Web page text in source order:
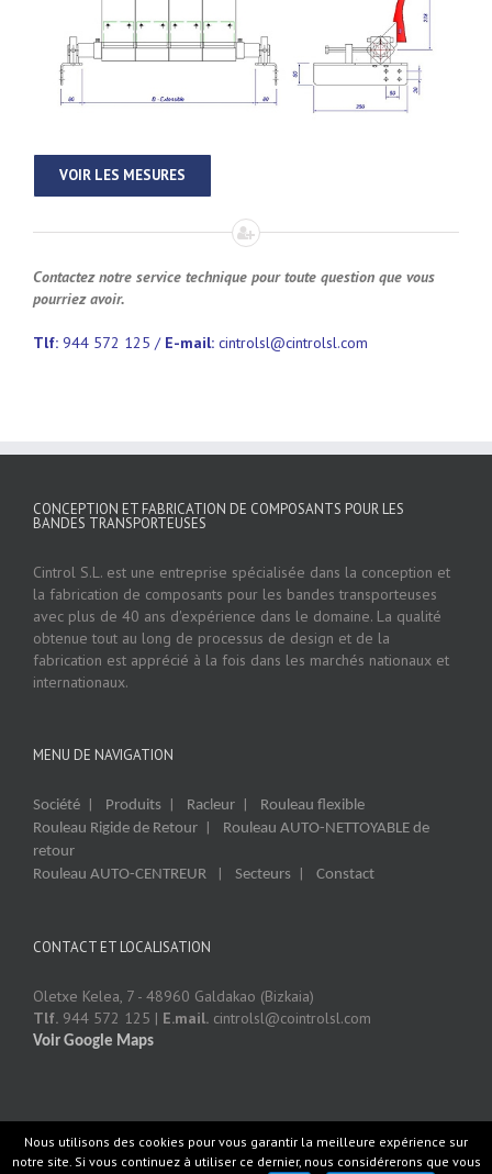
VOIR LES MESURES
Contactez notre service technique pour toute question que vous
pourriez avoir.
Tlf: 944 572 125 /E-mail: cintrolsl@cintrolsl.com
CONCEPTION ET FABRICATION DE COMPOSANTS POUR LES
BANDES TRANSPORTEUSES
Cintrol S.L. est une entreprise spécialisée dans la conception et
la fabrication de composants pour les bandes transporteuses
avec plus de 40 ans d'expérience dans le domaine. La qualité
obtenue tout au long de processus de design et de la
fabrication est apprécié à la fois dans les marchés nationaux et
internationaux.
MENU DE NAVIGATION
Société | Produits | Racleur |
Rouleau flexible
Rouleau Rigide de Retour |
Rouleau AUTO-NETTOYABLE de
retour
Rouleau AUTO-CENTREUR
| Secteurs | Constact
CONTACT ET LOCALISATION
Oletxe Kelea, 7 - 48960 Galdakao (Bizkaia)
Tlf. 944 572 125 | E.mail. cintrolsl@cointrolsl.com
Voir Google Maps
Nous utilisons des cookies pour vous garantir la meilleure expérience sur
notre site. Si vous continuez à utiliser ce dernier, nous considérerons que vous